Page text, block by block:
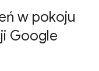
w pokoju
Google